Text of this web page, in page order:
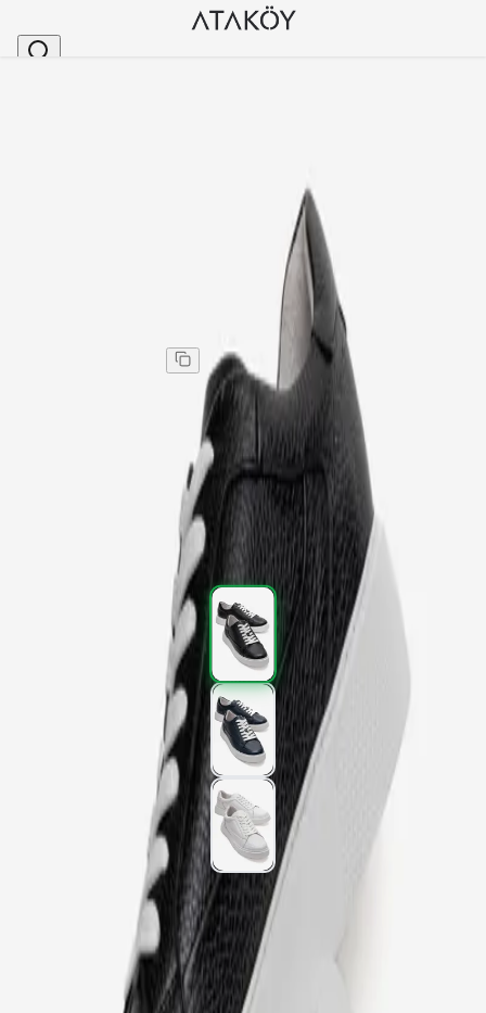
Erkek Hakiki Deri Bağcıklı Sneakers Siyah
Erkek Hakiki Deri Bağcıklı Sneakers Siyah
5.995,00 TL % 40
43 44 45
SEPETE EKLE